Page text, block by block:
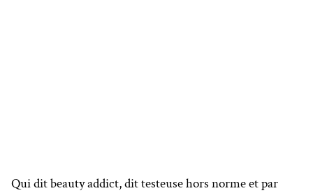
Qui dit beauty addict, dit testeuse hors norme et par